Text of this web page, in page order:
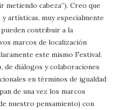
metiendo cabeza”). Creo que
artísticas, muy especialmente
contribuir a la
marcos de localización
este mismo Festival.
de diálogos y colaboraciones
en términos de igualdad
de una vez los marcos
nuestro pensamiento) con